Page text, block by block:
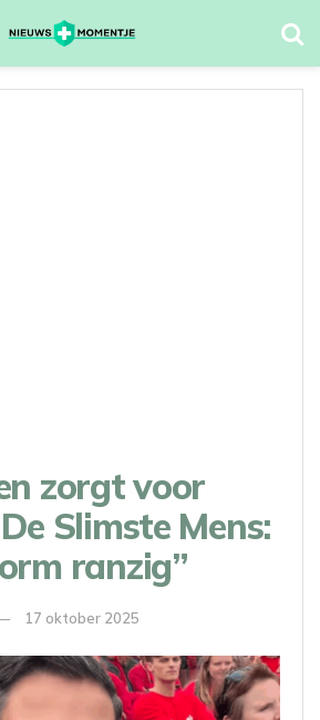
zorgt voor
Slimste Mens:
ranzig”
17 oktober 2025